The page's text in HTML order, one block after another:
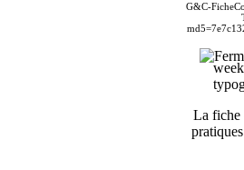
G&C-
La fiche